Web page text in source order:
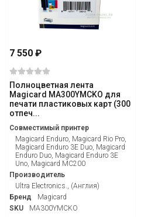
7 550 ₽
Полноцветная лента
Magicard MA300YMCKO для
печати пластиковых карт (300
отпеч...
Совместимый принтер
Magicard Enduro, Magicard Rio Pro,
Magicard Enduro 3E Duo, Magicard
Enduro Duo, Magicard Enduro 3E
Uno, Magicard MC200
Производитель
Ultra Electronics., (Англия)
Бренд
Magicard
SKU
MA300YMCKO